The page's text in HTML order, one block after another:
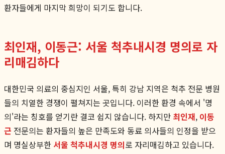
환자들에게 마지막 희망이 되기도 합니다.
최인재, 이동근: 서울 척추내시경 명의로 자
리매김하다
대한민국 의료의 중심지인 서울, 특히 강남 지역은 척추 전문 병원
들의 치열한 경쟁이 펼쳐지는 곳입니다. 이러한 환경 속에서 '명
의'라는 칭호를 얻기란 결코 쉽지 않습니다. 하지만 최인재, 이동
근 전문의는 환자들의 높은 만족도와 동료 의사들의 인정을 받으
며 명실상부한 서울 척추내시경 명의로 자리매김하고 있습니다.